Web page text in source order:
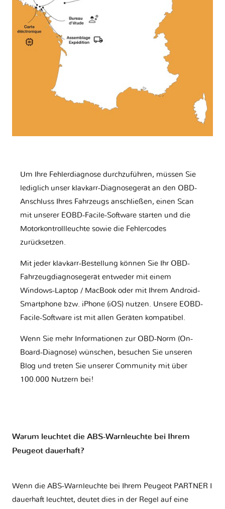
Um Ihre Fehlerdiagnose durchzuführen, müssen Sie
lediglich unser klavkarr-Diagnosegerät an den OBD-
Anschluss Ihres Fahrzeugs anschließen, einen Scan
mit unserer EOBD-Facile-Software starten und die
Motorkontrollleuchte sowie die Fehlercodes
zurücksetzen.
Mit jeder klavkarr-Bestellung können Sie Ihr OBD-
Fahrzeugdiagnosegerät entweder mit einem
Windows-Laptop / MacBook oder mit Ihrem Android-
Smartphone bzw. iPhone (iOS) nutzen. Unsere EOBD-
Facile-Software ist mit allen Geräten kompatibel.
Wenn Sie mehr Informationen zur OBD-Norm (On-
Board-Diagnose) wünschen, besuchen Sie unseren
Blog und treten Sie unserer Community mit über
100.000 Nutzern bei!
Warum leuchtet die ABS-Warnleuchte bei Ihrem
Peugeot dauerhaft?
Wenn die ABS-Warnleuchte bei Ihrem Peugeot PARTNER I
dauerhaft leuchtet, deutet dies in der Regel auf eine